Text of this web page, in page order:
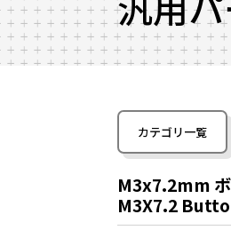
カテゴリ一覧
M3x7.2mm
M3X7.2